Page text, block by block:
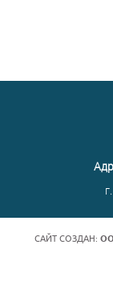
САЙТ СОЗДАН: